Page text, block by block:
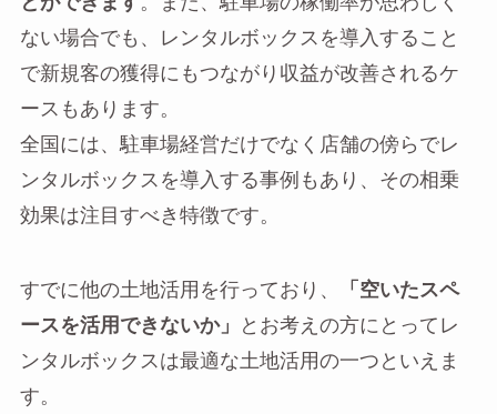
ない場合でも、レンタルボックスを導入すること
で新規客の獲得にもつながり収益が改善されるケ
ースもあります。
全国には、駐車場経営だけでなく店舗の傍らでレ
ンタルボックスを導入する事例もあり、その相乗
効果は注目すべき特徴です。
すでに他の土地活用を行っており、
「空いたスペ
ースを活用できないか」
とお考えの方にとってレ
ンタルボックスは最適な土地活用の一つといえま
す。